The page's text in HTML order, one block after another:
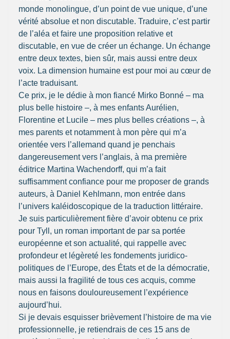
monde monolingue, d’un point de vue unique, d’une
vérité absolue et non discutable. Traduire, c’est partir
de l’aléa et faire une proposition relative et
discutable, en vue de créer un échange. Un échange
entre deux textes, bien sûr, mais aussi entre deux
voix. La dimension humaine est pour moi au cœur de
l’acte traduisant.
Ce prix, je le dédie à mon fiancé Mirko Bonné – ma
plus belle histoire –, à mes enfants Aurélien,
Florentine et Lucile – mes plus belles créations –, à
mes parents et notamment à mon père qui m’a
orientée vers l’allemand quand je penchais
dangereusement vers l’anglais, à ma première
éditrice Martina Wachendorff, qui m’a fait
suffisamment confiance pour me proposer de grands
auteurs, à Daniel Kehlmann, mon entrée dans
l’univers kaléidoscopique de la traduction littéraire.
Je suis particulièrement fière d’avoir obtenu ce prix
pour Tyll, un roman important de par sa portée
européenne et son actualité, qui rappelle avec
profondeur et légèreté les fondements juridico-
politiques de l’Europe, des États et de la démocratie,
mais aussi la fragilité de tous ces acquis, comme
nous en faisons douloureusement l’expérience
aujourd’hui.
Si je devais esquisser brièvement l’histoire de ma vie
professionnelle, je retiendrais de ces 15 ans de